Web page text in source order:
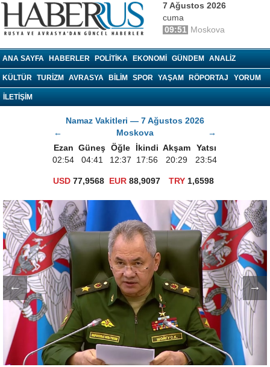
7 Ağustos 2026
cuma
09:51 Moskova
ANA SAYFA HABERLER POLITIKA EKONOMI GÜNDEM ANALIZ
KÜLTÜR TURIZM AVRASYA BILIM SPOR YAŞAM RÖPORTAJ YORUM
İLETİŞİM
Namaz Vakitleri — 7 Ağustos 2026
←
Moskova
→
Ezan Güneş Öğle İkindi Akşam
Yatsı
02:54
04:41 12:37 17:56 20:29 23:54
USD 77,9568 EUR 88,9097 TRY1,6598
← →